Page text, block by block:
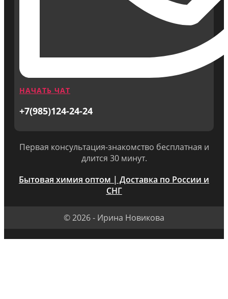
НАЧАТЬ ЧАТ
+7(985)124-24-24
Первая консультация-знакомство бесплатная и
длится 30 минут.
Бытовая химия оптом | Доставка по России и
СНГ
© 2026 - Ирина Новикова